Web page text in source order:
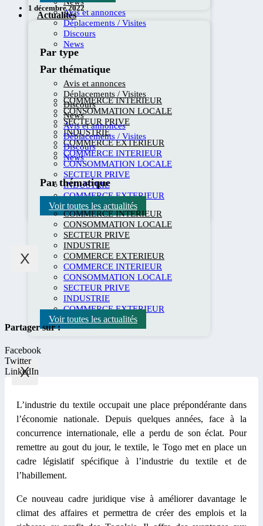
Avis et annonces
Déplacements / Visites
Discours
News
Par thématique
COMMERCE INTERIEUR
CONSOMMATION LOCALE
SECTEUR PRIVE
INDUSTRIE
COMMERCE EXTERIEUR
COMMERCE INTERIEUR
CONSOMMATION LOCALE
SECTEUR PRIVE
INDUSTRIE
COMMERCE EXTERIEUR
Voir toutes les actualités
X
Actualités
Par type
Avis et annonces
Déplacements / Visites
Discours
News
Avis et annonces
Déplacements / Visites
Discours
News
Par thématique
COMMERCE INTERIEUR
CONSOMMATION LOCALE
SECTEUR PRIVE
INDUSTRIE
COMMERCE EXTERIEUR
COMMERCE INTERIEUR
CONSOMMATION LOCALE
SECTEUR PRIVE
INDUSTRIE
COMMERCE EXTERIEUR
Voir toutes les actualités
X
1 décembre 2022
Partager sur :
Facebook
Twitter
LinkedIn
L’industrie du textile occupait une place prépondérante dans
l’économie nationale. Depuis quelques années, face à la
concurrence internationale, elle a perdu de son éclat. Pour
remettre au gout du jour, le textile, le Togo met en place un
cadre législatif spécifique à l’industrie du textile et de
l’habillement.
Ce nouveau cadre juridique vise à améliorer davantage le
climat des affaires et permettra de créer des emplois et la